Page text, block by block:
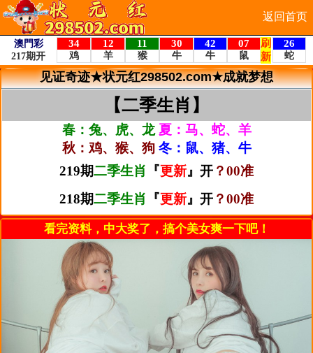
返回首页
见证奇迹★状元红298502.com★成就梦想
【二季生肖】
春：兔、虎、龙夏：马、蛇、羊
秋：鸡、猴、狗冬：鼠、猪、牛
219期二季生肖 『更新』开 ？00准
218期二季生肖 『更新』开 ？00准
看完资料，中大奖了，搞个美女爽一下吧！